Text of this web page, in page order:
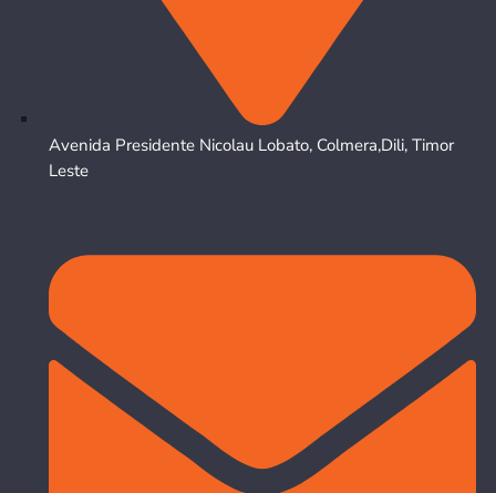
Avenida Presidente Nicolau Lobato, Colmera,Dili, Timor
Leste